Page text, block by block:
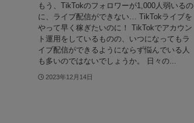
もう、TikTokのフォロワーが1,000人弱いるの
に、ライブ配信ができない… TikTokライブを
やって早く稼ぎたいのに！ TikTokでアカウン
ト運用をしているものの、いつになってもラ
イブ配信ができるようにならず悩んでいる人
も多いのではないでしょうか。 日々の...
2023年12月14日